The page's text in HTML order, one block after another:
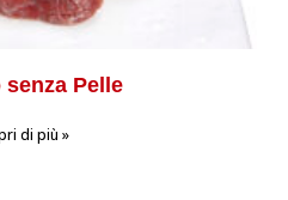
senza Pelle
di più »